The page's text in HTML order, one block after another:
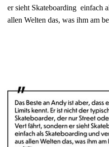
er sieht Skateboarding einfach
allen Welten das, was ihm am